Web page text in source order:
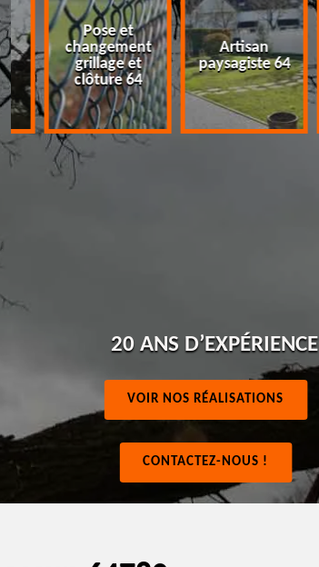
Pose et
changement
grillage et
clôture 64
Artisan
paysagiste 64
20 ANS D’EXPÉRIENCE
VOIR NOS RÉALISATIONS
CONTACTEZ-NOUS !